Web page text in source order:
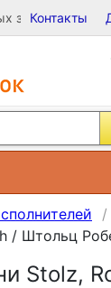
записей на
Контакты
/ Штольц
Stolz,